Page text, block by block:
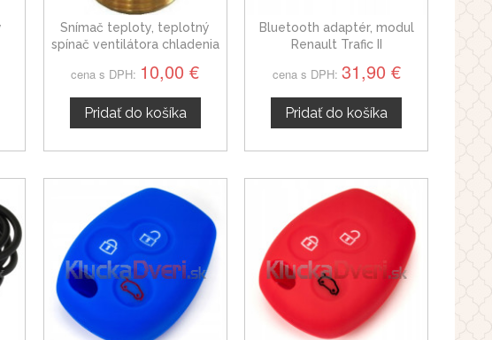
Snímač teploty, teplotný
spínač ventilátora chladenia
0564432
cena s DPH: 10,00 €
Pridať do košíka
Bluetooth adaptér, modul
Renault Trafic II
cena s DPH: 31,90 €
Pridať do košíka